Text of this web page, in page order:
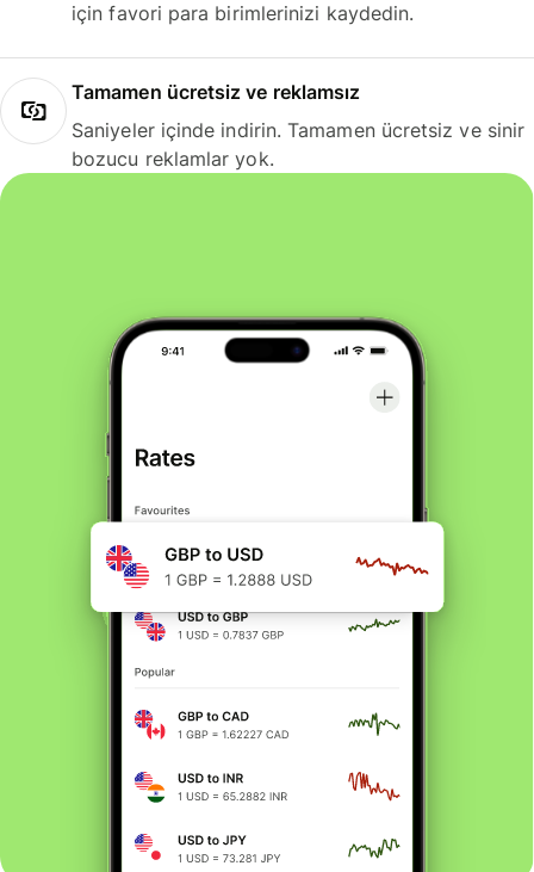
için favori para birimlerinizi kaydedin.
Tamamen ücretsiz ve reklamsız
Saniyeler içinde indirin. Tamamen ücretsiz ve sinir
bozucu reklamlar yok.